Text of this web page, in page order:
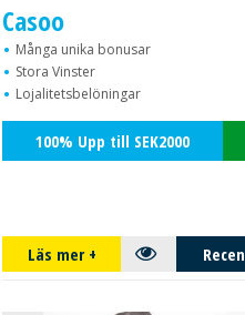
Casoo
Många unika bonusar
Stora Vinster
Lojalitetsbelöningar
100% Upp till SEK2000
Läs mer+